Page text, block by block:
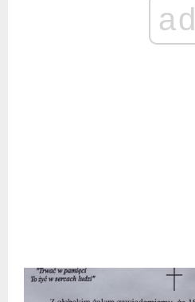
ad